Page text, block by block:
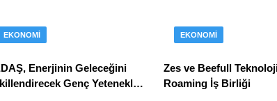
EKONOMI
Enerjinin Geleceğini
Genç Yetenekleri
EKONOMI
Zes ve Beefull
Roaming İş Birliği